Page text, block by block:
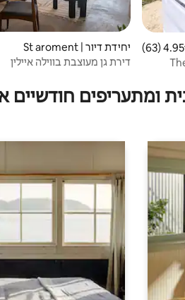
ממוצע של 4.95 מתוך 5, 63 ביקורות
4.95 (63)
יחידת דיור | St aroment
דירת גן מעוצבת בווילה איילין
ומתעריפים חודשיים